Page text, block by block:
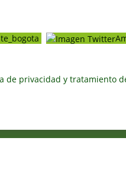
de privacidad y tratamiento